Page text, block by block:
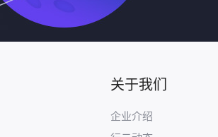
关于我们
企业介绍